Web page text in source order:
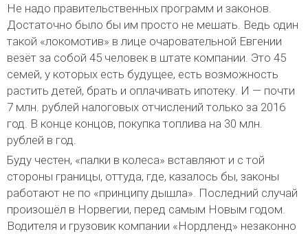
Не надо правительственных программ и законов.
Достаточно было бы им просто не мешать. Ведь один
такой «локомотив» в лице очаровательной Евгении
везёт за собой 45 человек в штате компании. Это 45
семей, у которых есть будущее, есть возможность
растить детей, брать и оплачивать ипотеку. И — почти
7 млн. рублей налоговых отчислений только за 2016
год. В конце концов, покупка топлива на 30 млн.
рублей в год.
Буду честен, «палки в колеса» вставляют и с той
стороны границы, оттуда, где, казалось бы, законы
работают не по «принципу дышла». Последний случай
произошёл в Норвегии, перед самым Новым годом.
Водителя и грузовик компании «Нордленд» незаконно